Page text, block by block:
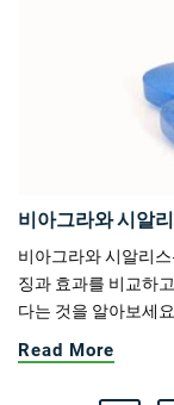
비아그라와 시알
비아그라와 시알리
징과 효과를 비교하
다는 것을 알아보세
Read More